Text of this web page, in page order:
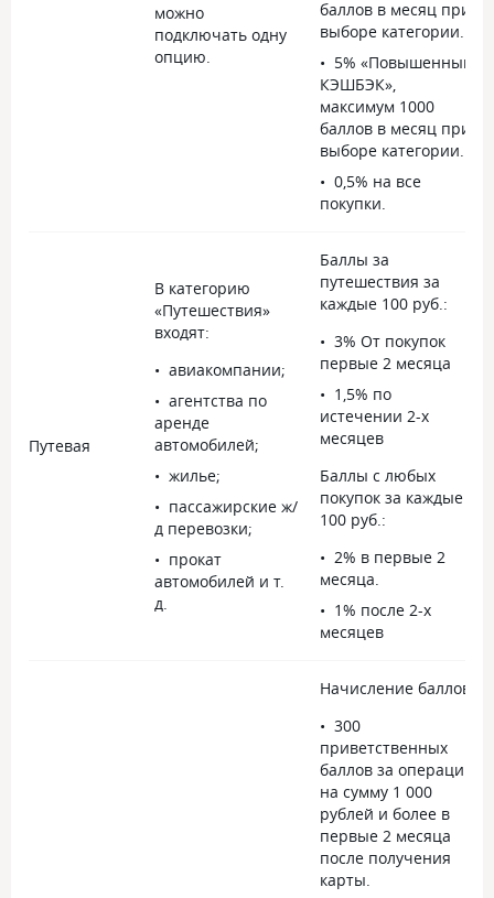
можно
подключать одну
опцию.
баллов в месяц при
выборе категории.
5% «Повышенный
КЭШБЭК»,
максимум 1000
баллов в месяц при
выборе категории.
0,5% на все
покупки.
Путевая
В категорию
«Путешествия»
входят:
авиакомпании;
агентства по
аренде
автомобилей;
жилье;
пассажирские ж/
д перевозки;
прокат
автомобилей и т.
д.
Баллы за
путешествия за
каждые 100 руб.:
3% От покупок
первые 2 месяца
1,5% по
истечении 2-х
месяцев
Баллы с любых
покупок за каждые
100 руб.:
2% в первые 2
месяца.
1% после 2-х
месяцев
Начисление баллов
300
приветственных
баллов за операции
на сумму 1 000
рублей и более в
первые 2 месяца
после получения
карты.